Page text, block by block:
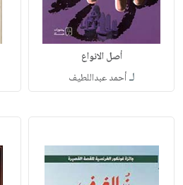
‎أصل الانواع‎
لـ
‎أحمد عبداللطيف‎